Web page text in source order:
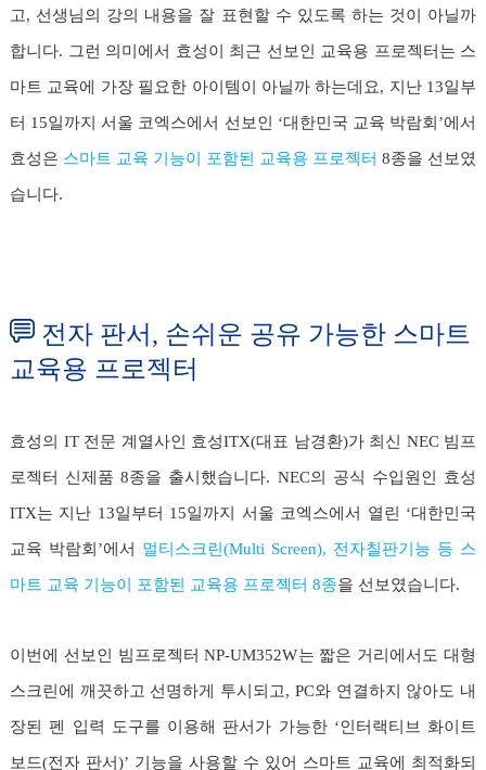
고, 선생님의 강의 내용을 잘 표현할 수 있도록 하는 것이 아닐까
합니다. 그런 의미에서 효성이 최근 선보인 교육용 프로젝터는 스
마트 교육에 가장 필요한 아이템이 아닐까 하는데요, 지난 13일부
터 15일까지 서울 코엑스에서 선보인 ‘대한민국 교육 박람회’에서
효성은 스마트 교육 기능이 포함된 교육용 프로젝터 8종을 선보였
습니다.
전자 판서, 손쉬운 공유 가능한 스마트
교육용 프로젝터
효성의 IT 전문 계열사인 효성ITX(대표 남경환)가 최신 NEC 빔프
로젝터 신제품 8종을 출시했습니다. NEC의 공식 수입원인 효성
ITX는 지난 13일부터 15일까지 서울 코엑스에서 열린 ‘대한민국
교육 박람회’에서 멀티스크린(Multi Screen), 전자칠판기능 등 스
마트 교육 기능이 포함된 교육용 프로젝터 8종을 선보였습니다.
이번에 선보인 빔프로젝터 NP-UM352W는 짧은 거리에서도 대형
스크린에 깨끗하고 선명하게 투시되고, PC와 연결하지 않아도 내
장된 펜 입력 도구를 이용해 판서가 가능한 ‘인터랙티브 화이트
보드(전자 판서)’ 기능을 사용할 수 있어 스마트 교육에 최적화되